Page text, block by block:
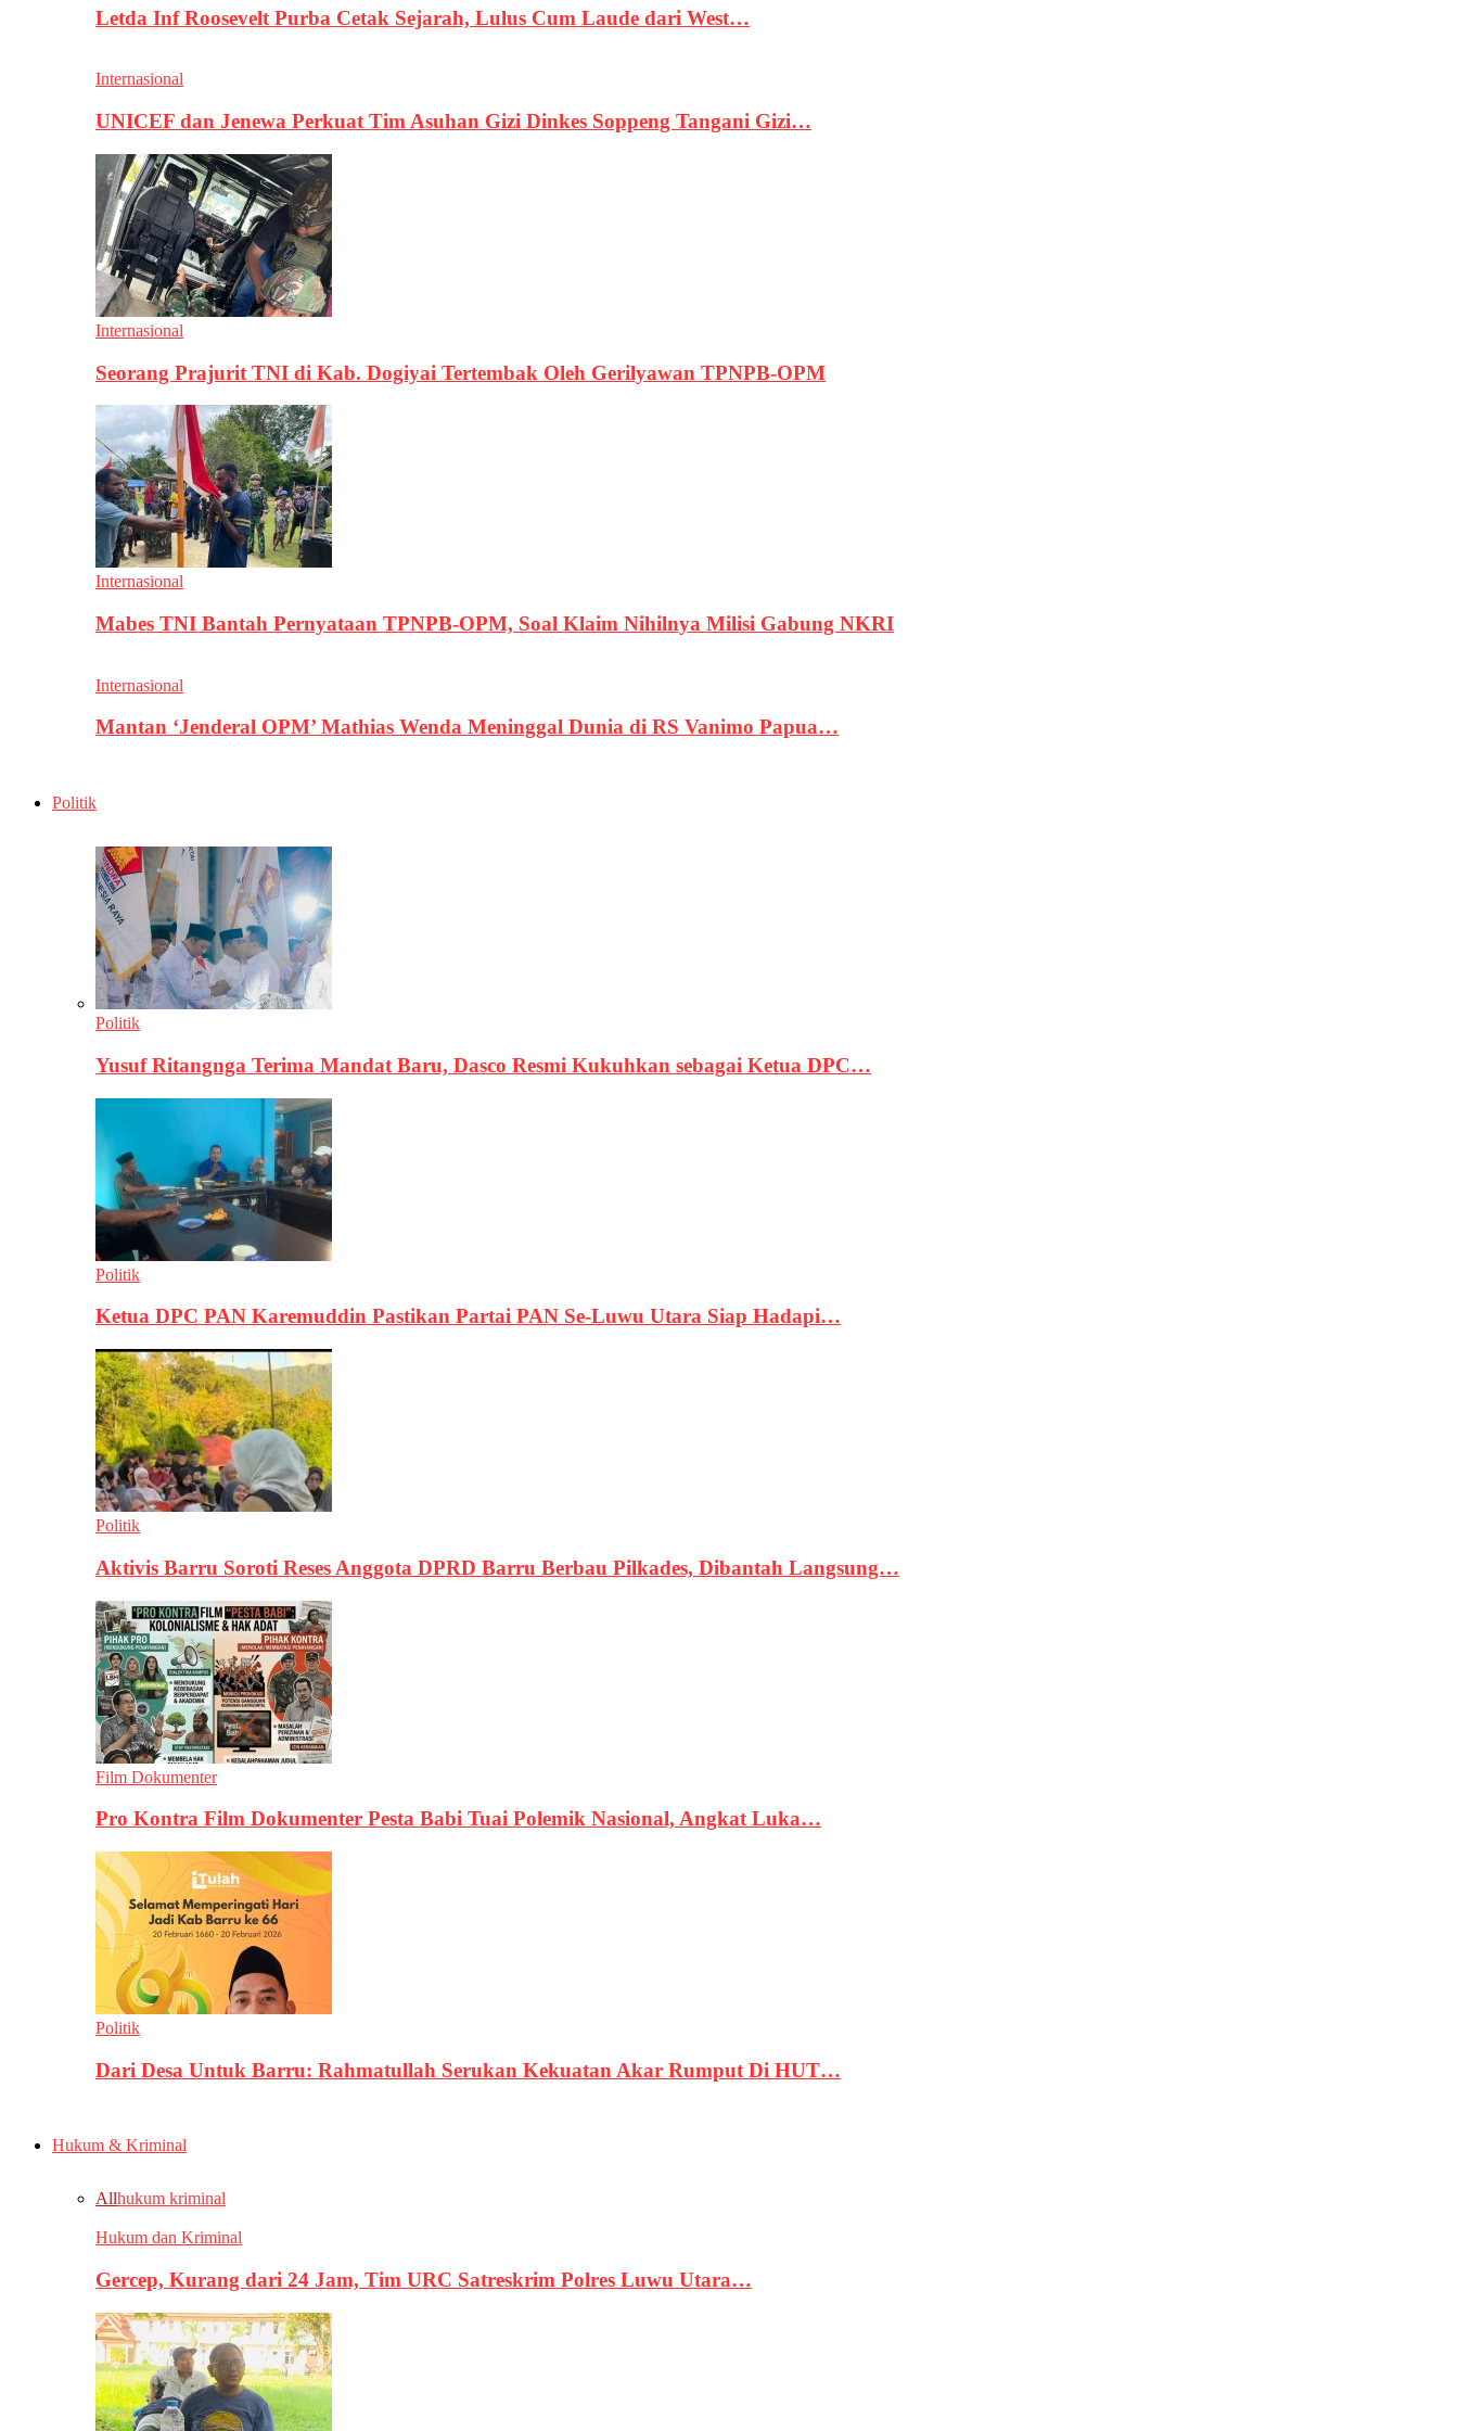
Letda Inf Roosevelt Purba Cetak Sejarah, Lulus Cum Laude dari West…
Internasional
UNICEF dan Jenewa Perkuat Tim Asuhan Gizi Dinkes Soppeng Tangani Gizi…
Internasional
Seorang Prajurit TNI di Kab. Dogiyai Tertembak Oleh Gerilyawan TPNPB-OPM
Internasional
Mabes TNI Bantah Pernyataan TPNPB-OPM, Soal Klaim Nihilnya Milisi Gabung NKRI
Internasional
Mantan ‘Jenderal OPM’ Mathias Wenda Meninggal Dunia di RS Vanimo Papua…
Politik
Politik
Yusuf Ritangnga Terima Mandat Baru, Dasco Resmi Kukuhkan sebagai Ketua DPC…
Politik
Ketua DPC PAN Karemuddin Pastikan Partai PAN Se-Luwu Utara Siap Hadapi…
Politik
Aktivis Barru Soroti Reses Anggota DPRD Barru Berbau Pilkades, Dibantah Langsung…
Film Dokumenter
Pro Kontra Film Dokumenter Pesta Babi Tuai Polemik Nasional, Angkat Luka…
Politik
Dari Desa Untuk Barru: Rahmatullah Serukan Kekuatan Akar Rumput Di HUT…
Hukum & Kriminal
Allhukum kriminal
Hukum dan Kriminal
Gercep, Kurang dari 24 Jam, Tim URC Satreskrim Polres Luwu Utara…